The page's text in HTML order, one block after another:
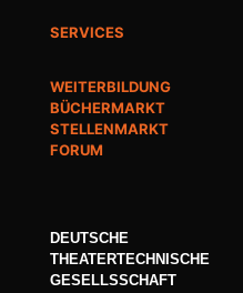
SERVICES
WEITERBILDUNG
BÜCHERMARKT
STELLENMARKT
FORUM
DEUTSCHE
THEATERTECHNISCHE
GESELLSSCHAFT